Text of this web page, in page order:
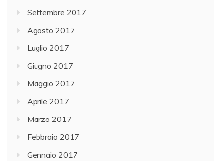
Settembre 2017
Agosto 2017
Luglio 2017
Giugno 2017
Maggio 2017
Aprile 2017
Marzo 2017
Febbraio 2017
Gennaio 2017